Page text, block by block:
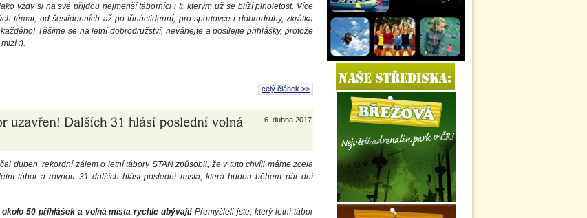
vždy si na své přijdou nejmenší táborníci i ti, kterým už se blíží plnoletost. Více
témat, od šestidenních až po třináctidenní, pro sportovce i dobrodruhy, zkrátka
Těšíme se na letní dobrodružství, neváhejte a posílejte přihlášky, protože
:).
celý článek >>
6. dubna 2017
duben, rekordní zájem o letní tábory STAN způsobil, že v tuto chvíli máme zcela
tábor a rovnou 31 dalších hlásí poslední místa, která budou během pár dní
50 přihlášek a volná místa rychle ubývají! Přemýšleli jste, který letní tábor